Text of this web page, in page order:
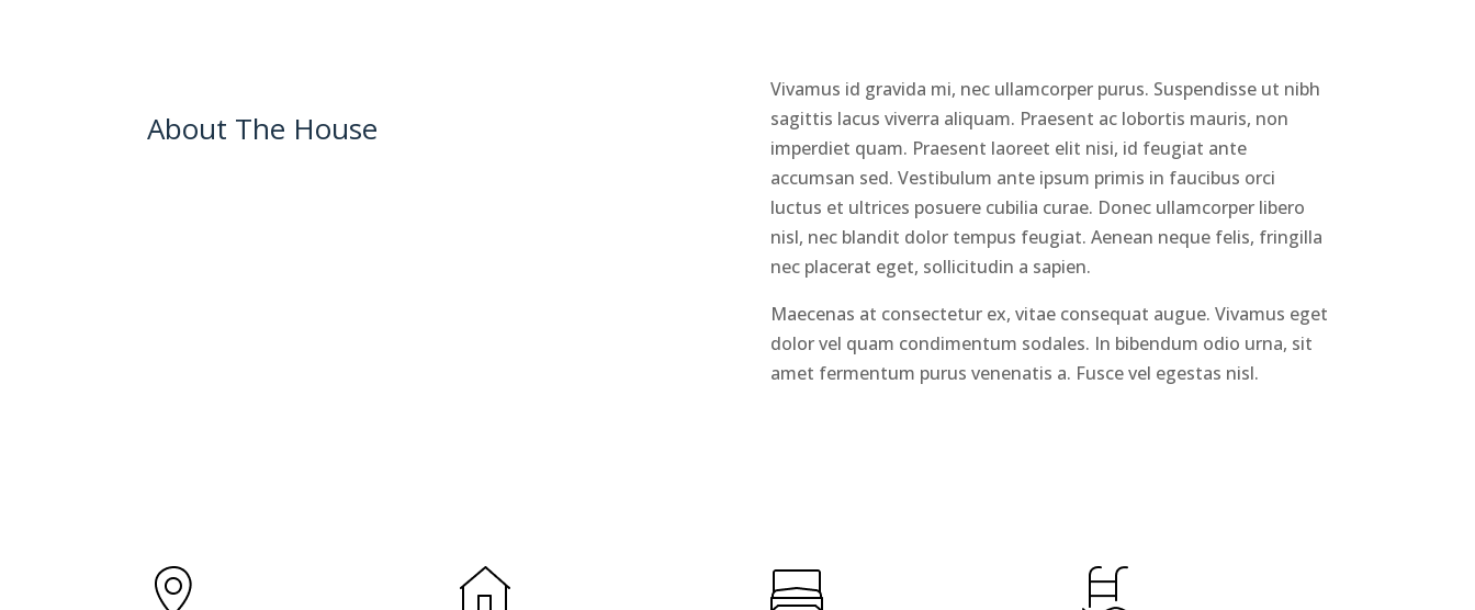
About The House
Vivamus id gravida mi, nec ullamcorper purus. Suspendisse ut nibh
sagittis lacus viverra aliquam. Praesent ac lobortis mauris, non
imperdiet quam. Praesent laoreet elit nisi, id feugiat ante
accumsan sed. Vestibulum ante ipsum primis in faucibus orci
luctus et ultrices posuere cubilia curae. Donec ullamcorper libero
nisl, nec blandit dolor tempus feugiat. Aenean neque felis, fringilla
nec placerat eget, sollicitudin a sapien.
Maecenas at consectetur ex, vitae consequat augue. Vivamus eget
dolor vel quam condimentum sodales. In bibendum odio urna, sit
amet fermentum purus venenatis a. Fusce vel egestas nisl.